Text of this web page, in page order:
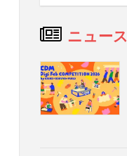
ニュース